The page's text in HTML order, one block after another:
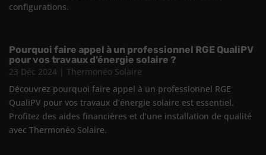
configurations.
Pourquoi faire appel à un professionnel RGE QualiPV
pour vos travaux d’énergie solaire ?
23 Déc 2024 | Thermonéo Solaire
Découvrez pourquoi faire appel à un professionnel RGE
QualiPV pour vos travaux d’énergie solaire est essentiel.
Profitez des aides financières et d’une installation de qualité
avec Thermonéo Solaire.